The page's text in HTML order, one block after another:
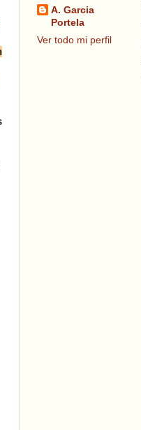
A. Garcia
Portela
Ver todo mi perfil